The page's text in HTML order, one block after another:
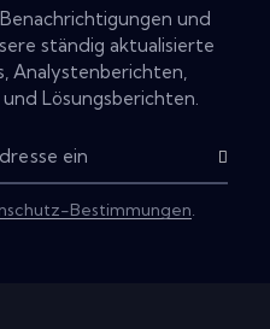
und
ständig aktualisierte
Analystenberichten,
Lösungsberichten.
Subscribe
Bestimmungen.